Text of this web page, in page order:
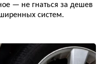
— не гнаться за дешев
систем.